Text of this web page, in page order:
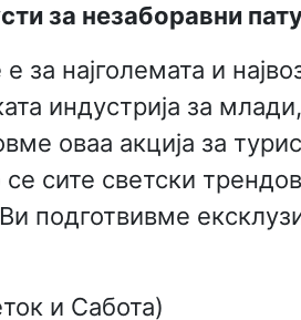
за незаборавни
најголемата и
индустрија за
оваа акција за
се сите светски
подготвивме
и Сабота)